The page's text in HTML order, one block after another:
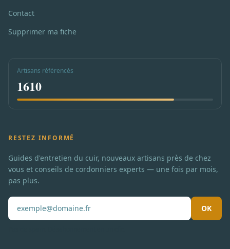
Contact
Supprimer ma fiche
Artisans référencés
1610
RESTEZ INFORMÉ
Guides d'entretien du cuir, nouveaux artisans près de chez
vous et conseils de cordonniers experts — une fois par mois,
pas plus.
OK